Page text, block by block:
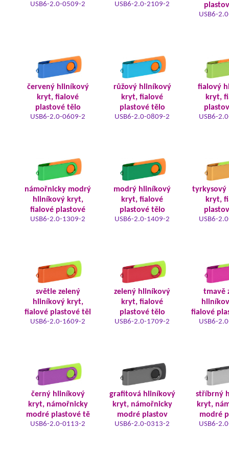
USB6-2.0-0509-2 USB6-2.0-2109-2
USB6-
červený hliníkový
kryt, fialové
plastové tělo
USB6-2.0-0609-2
růžový hliníkový
kryt, fialové
plastové tělo
USB6-2.0-0809-2
fialový
kryt,
USB6-
námořnicky modrý
hliníkový kryt,
fialové plastové
USB6-2.0-1309-2
modrý hliníkový
kryt, fialové
plastové tělo
USB6-2.0-1409-2
tyrkysový
kryt,
USB6-
světle zelený
hliníkový kryt,
fialové plastové těl
USB6-2.0-1609-2
zelený hliníkový
kryt, fialové
plastové tělo
USB6-2.0-1709-2
tmavě
fialové
USB6-
černý hliníkový
kryt, námořnicky
modré plastové tě
USB6-2.0-0113-2
grafitová hliníkový
kryt, námořnicky
modré plastov
USB6-2.0-0313-2
stříbrný
kryt,
modré
USB6-